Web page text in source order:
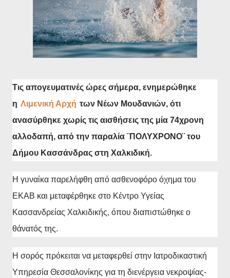
Τις απογευματινές ώρες σήμερα, ενημερώθηκε
η Λιμενική Αρχή των Νέων Μουδανιών, ότι
ανασύρθηκε χωρίς τις αισθήσεις της μία 74χρονη
αλλοδαπή, από την παραλία ¨ΠΟΛΥΧΡΟΝΟ¨ του
Δήμου Κασσάνδρας στη Χαλκιδική.
Η γυναίκα παρελήφθη από ασθενοφόρο όχημα του
ΕΚΑΒ και μεταφέρθηκε στο Κέντρο Υγείας
Κασσανδρείας Χαλκιδικής, όπου διαπιστώθηκε ο
θάνατός της.
Η σορός πρόκειται να μεταφερθεί στην Ιατροδικαστική
Υπηρεσία Θεσσαλονίκης για τη διενέργεια νεκροψίας-